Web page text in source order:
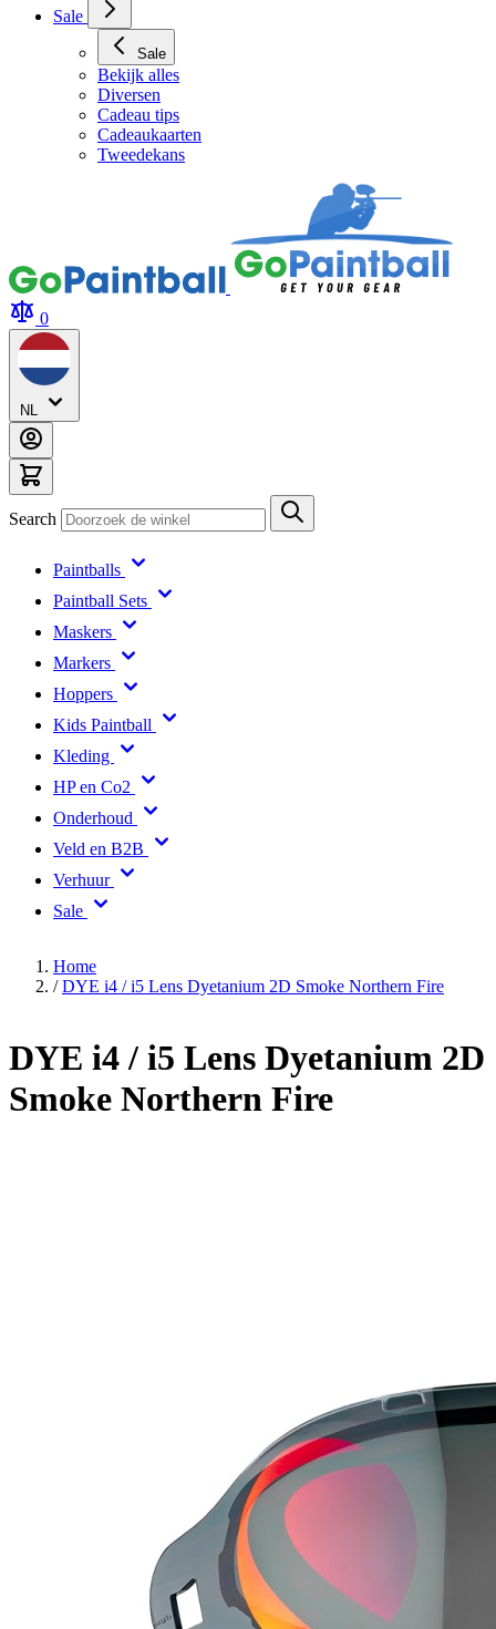
Sale
Sale
Bekijk alles
Diversen
Cadeau tips
Cadeaukaarten
Tweedekans
0
NL
Search
Paintballs
Paintball Sets
Maskers
Markers
Hoppers
Kids Paintball
Kleding
HP en Co2
Onderhoud
Veld en B2B
Verhuur
Sale
Home
/ DYE i4 / i5 Lens Dyetanium 2D Smoke Northern Fire
DYE i4 / i5 Lens Dyetanium 2D
Smoke Northern Fire